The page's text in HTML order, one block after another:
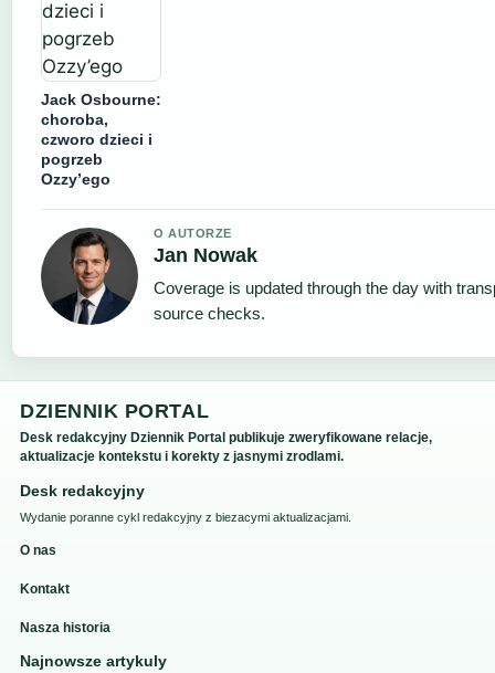
Jack Osbourne:
choroba,
czworo dzieci i
pogrzeb
Ozzy’ego
O AUTORZE
Jan Nowak
Coverage is updated through the day with
source checks.
DZIENNIK PORTAL
Desk redakcyjny Dziennik Portal publikuje zweryfikowane relacje,
aktualizacje kontekstu i korekty z jasnymi zrodlami.
Desk redakcyjny
Wydanie poranne cykl redakcyjny z biezacymi aktualizacjami.
O nas
Kontakt
Nasza historia
Najnowsze artykuly